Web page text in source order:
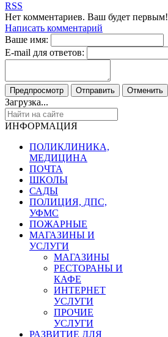
RSS
Нет комментариев. Ваш будет первым!
Написать комментарий
Ваше имя:
E-mail для ответов:
Загрузка...
ИНФОРМАЦИЯ
ПОЛИКЛИНИКА,
МЕДИЦИНА
ПОЧТА
ШКОЛЫ
САДЫ
ПОЛИЦИЯ, ДПС,
УФМС
ПОЖАРНЫЕ
МАГАЗИНЫ И
УСЛУГИ
МАГАЗИНЫ
РЕСТОРАНЫ И
КАФЕ
ИНТЕРНЕТ
УСЛУГИ
ПРОЧИЕ
УСЛУГИ
РАЗВИТИЕ ДЛЯ